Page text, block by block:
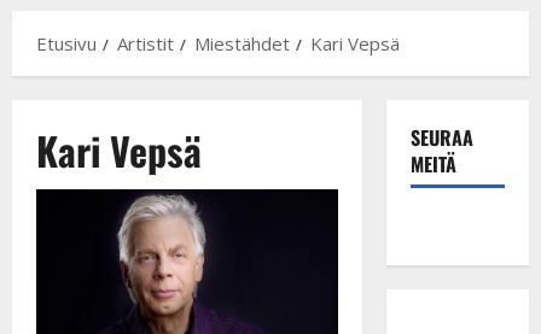
Etusivu Artistit Miestähdet Kari Vepsä
Kari Vepsä
SEURAA
MEITÄ